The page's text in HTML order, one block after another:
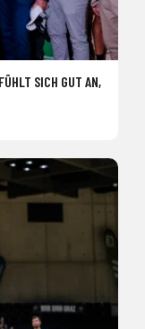
SICH GUT AN,